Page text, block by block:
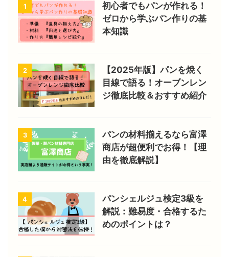
1
初心者でもパンが作れる！
ゼロから学ぶパン作りの基
本知識
2
【2025年版】パンを焼く
目線で語る！オーブンレン
ジ徹底比較＆おすすめ紹介
3
パンの材料揃えるなら富澤
商店が超便利でお得！【理
由を徹底解説】
4
パンシェルジュ検定3級を
解説：難易度・合格するた
めのポイントは？